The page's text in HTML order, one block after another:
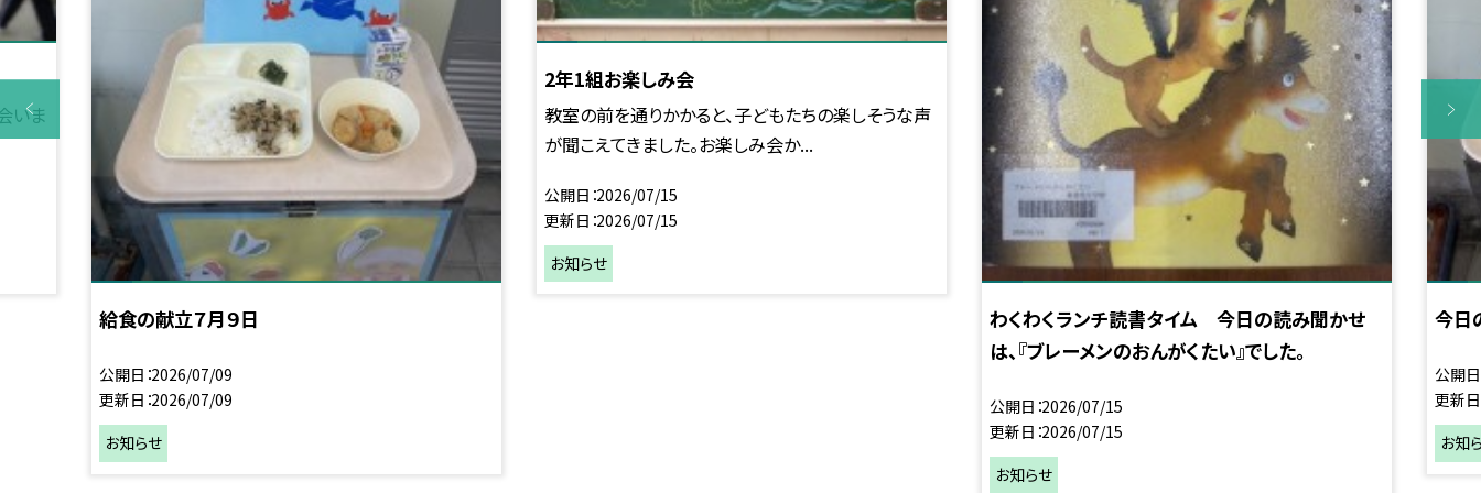
いま
給食の献立７月９日
公開日 2026/07/09
更新日 2026/07/09
お知らせ
2年1組お楽しみ会
教室の前を通りかかると、子どもたちの楽しそうな声
が聞こえてきました。お楽しみ会か...
公開日 2026/07/15
更新日 2026/07/15
お知らせ
わくわくランチ読書タイム 今日の読み聞かせ
は、『ブレーメンのおんがくたい』でした。
公開日 2026/07/15
更新日 2026/07/15
お知らせ
今日
公開日
更新日
お知